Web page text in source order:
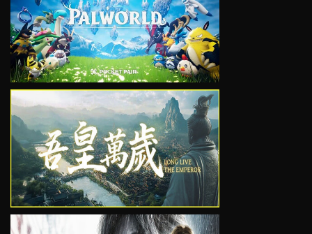
VIEW
VIEW